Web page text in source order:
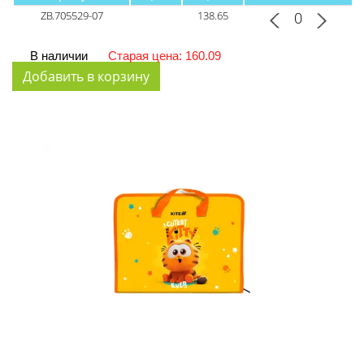
ZB.705529-07
138.65
В наличии Старая цена: 160.09